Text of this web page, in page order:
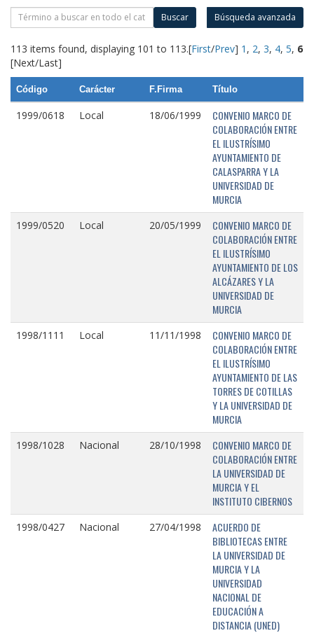
Buscar Búsqueda avanzada
113 items found, displaying 101 to 113.[First/Prev] 1 , 2, 3, 4, 5, 6
[Next/Last]
Código Carácter F.Firma Título
1999/0618 Local 18/06/1999
CONVENIO MARCO DE
COLABORACIÓN ENTRE
EL ILUSTRÍSIMO
AYUNTAMIENTO DE
CALASPARRA Y LA
UNIVERSIDAD DE
MURCIA
1999/0520 Local 20/05/1999
CONVENIO MARCO DE
COLABORACIÓN ENTRE
EL ILUSTRÍSIMO
AYUNTAMIENTO DE LOS
ALCÁZARES Y LA
UNIVERSIDAD DE
MURCIA
1998/1111 Local 11/11/1998
CONVENIO MARCO DE
COLABORACIÓN ENTRE
EL ILUSTRÍSIMO
AYUNTAMIENTO DE LAS
TORRES DE COTILLAS
Y LA UNIVERSIDAD DE
MURCIA
1998/1028 Nacional 28/10/1998
CONVENIO MARCO DE
COLABORACIÓN ENTRE
LA UNIVERSIDAD DE
MURCIA Y EL
INSTITUTO CIBERNOS
1998/0427 Nacional 27/04/1998
ACUERDO DE
BIBLIOTECAS ENTRE
LA UNIVERSIDAD DE
MURCIA Y LA
UNIVERSIDAD
NACIONAL DE
EDUCACIÓN A
DISTANCIA (UNED)